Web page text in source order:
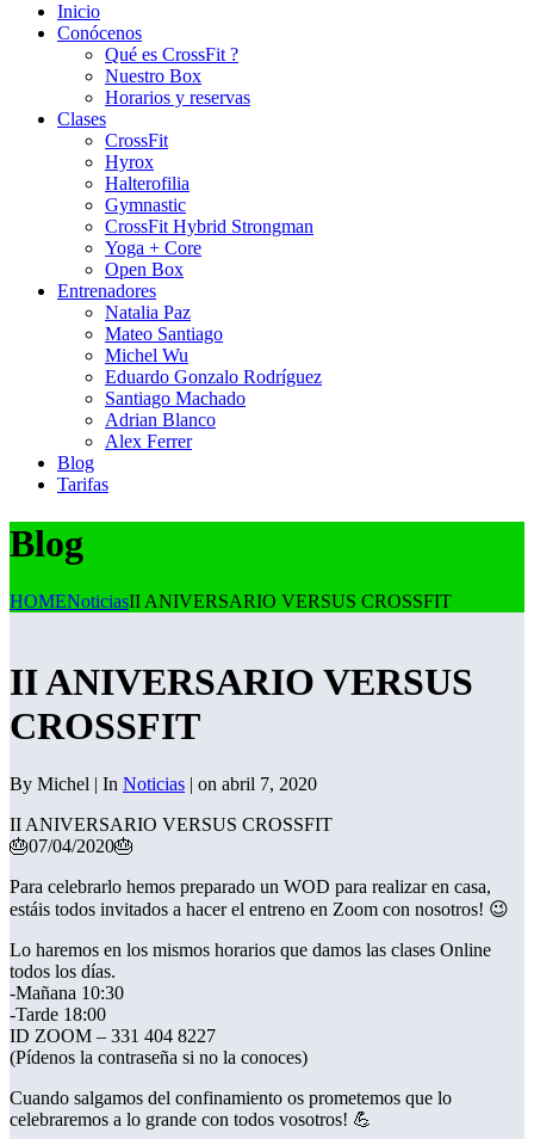
Inicio
Conócenos
Qué es CrossFit ?
Nuestro Box
Horarios y reservas
Clases
CrossFit
Hyrox
Halterofilia
Gymnastic
CrossFit Hybrid Strongman
Yoga + Core
Open Box
Entrenadores
Natalia Paz
Mateo Santiago
Michel Wu
Eduardo Gonzalo Rodríguez
Santiago Machado
Adrian Blanco
Alex Ferrer
Blog
Tarifas
Blog
HOMENoticiasII ANIVERSARIO VERSUS CROSSFIT
II ANIVERSARIO VERSUS
CROSSFIT
By Michel | In Noticias | on abril 7, 2020
II ANIVERSARIO VERSUS CROSSFIT
🎂07/04/2020🎂
Para celebrarlo hemos preparado un WOD para realizar en casa,
estáis todos invitados a hacer el entreno en Zoom con nosotros! 😉
Lo haremos en los mismos horarios que damos las clases Online
todos los días.
-Mañana 10:30
-Tarde 18:00
ID ZOOM – 331 404 8227
(Pídenos la contraseña si no la conoces)
Cuando salgamos del confinamiento os prometemos que lo
celebraremos a lo grande con todos vosotros! 💪